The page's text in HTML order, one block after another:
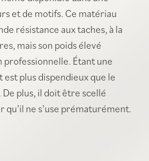
et de motifs. Ce matériau
résistance aux taches, à la
mais son poids élevé
Étant une
plus dispendieux que le
plus, il doit être scellé
ne s’use prématurément.